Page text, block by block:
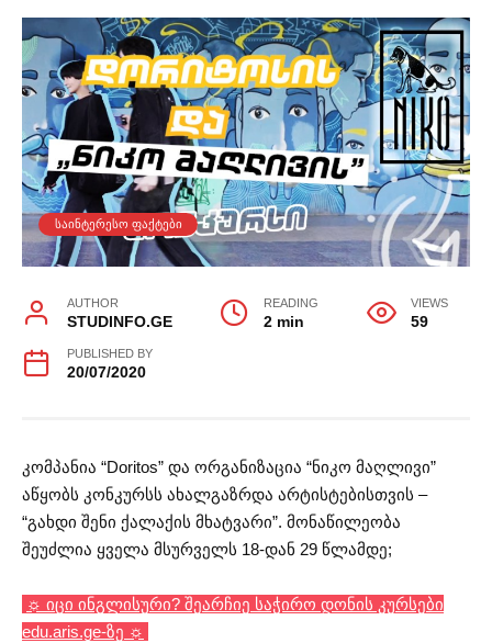
ᲡᲐᲘᲜᲢᲔᲠᲔᲡᲝ ᲤᲐᲥᲢᲔᲑᲘ
AUTHOR
STUDINFO.GE
READING
2 min
VIEWS
59
PUBLISHED BY
20/07/2020
კომპანია “Doritos” და ორგანიზაცია “ნიკო მაღლივი”
აწყობს კონკურსს ახალგაზრდა არტისტებისთვის –
“გახდი შენი ქალაქის მხატვარი”. მონაწილეობა
შეუძლია ყველა მსურველს 18-დან 29 წლამდე;
☼ იცი ინგლისური? შეარჩიე საჭირო დონის კურსები
edu.aris.ge-ზე ☼